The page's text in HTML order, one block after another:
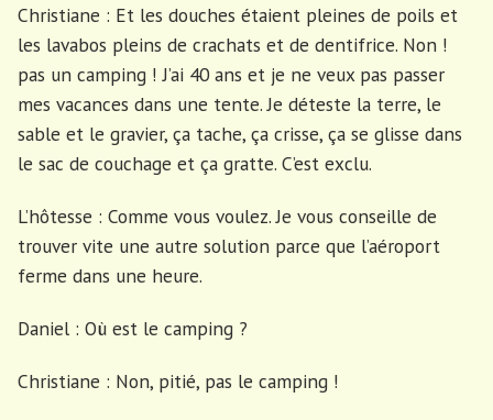
Christiane : Et les douches étaient pleines de poils et
les lavabos pleins de crachats et de dentifrice. Non !
pas un camping ! J’ai 40 ans et je ne veux pas passer
mes vacances dans une tente. Je déteste la terre, le
sable et le gravier, ça tache, ça crisse, ça se glisse dans
le sac de couchage et ça gratte. C’est exclu.
L’hôtesse : Comme vous voulez. Je vous conseille de
trouver vite une autre solution parce que l’aéroport
ferme dans une heure.
Daniel : Où est le camping ?
Christiane : Non, pitié, pas le camping !